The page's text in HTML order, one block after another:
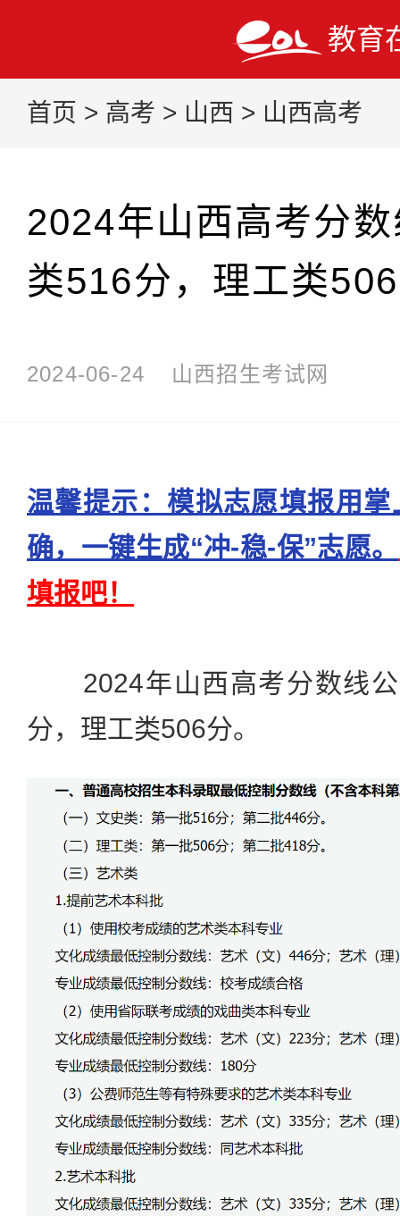
教育
首页 > 高考 > 山西 > 山西高考
2024年山西高考分
类516分，理工类
2024-06-24 山西招生考试网
温馨提示：模拟志愿填报用
确，一键生成“冲-稳-保”志愿。
填报吧！
2024年山西高考分数线公
分，理工类506分。